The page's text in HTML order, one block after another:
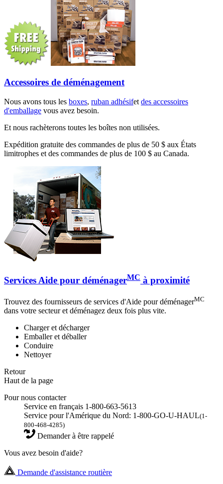
Accessoires de déménagement
Nous avons tous les boxes, ruban adhésifet des accessoires
d'emballage vous avez besoin.
Et nous rachèterons toutes les boîtes non utilisées.
Expédition gratuite des commandes de plus de 50 $ aux États
limitrophes et des commandes de plus de 100 $ au Canada.
Services Aide pour déménagerMC à proximité
Trouvez des fournisseurs de services d'Aide pour déménagerMC
dans votre secteur et déménagez deux fois plus vite.
Charger et décharger
Emballer et déballer
Conduire
Nettoyer
Retour
Haut de la page
Pour nous contacter
Service en français 1-800-663-5613
Service pour l'Amérique du Nord: 1-800-GO-U-HAUL(1-
800-468-4285)
Demander à être rappelé
Vous avez besoin d'aide?
Demande d'assistance routière